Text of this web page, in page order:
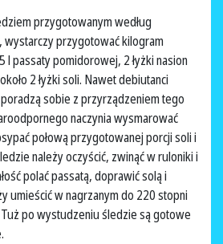
przygotowanym według
przygotować kilogram
passaty pomidorowej, 2 łyżki nasion
2 łyżki soli. Nawet debiutanci
sobie z przyrządzeniem tego
naczynia wysmarować
połową przygotowanej porcji soli i
należy oczyścić, zwinąć w ruloniki i
polać passatą, doprawić solą i
umieścić w nagrzanym do 220 stopni
po wystudzeniu śledzie są gotowe